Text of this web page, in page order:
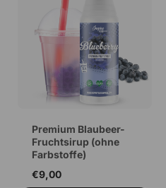
Premium Blaubeer-
Fruchtsirup (ohne
Farbstoffe)
€9,00